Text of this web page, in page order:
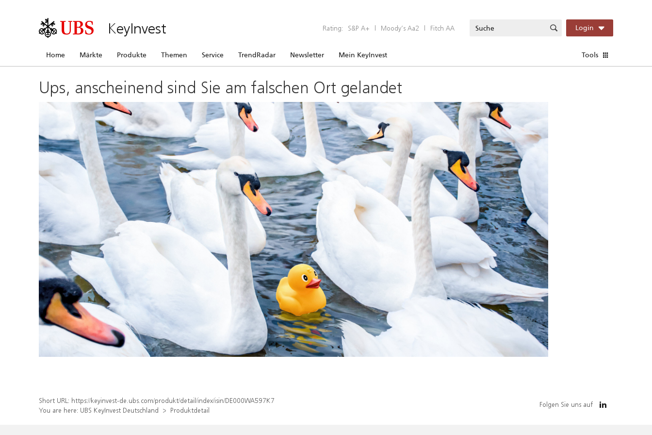
KeyInvest Rating: S&P A+ | Moody’s Aa2 | Fitch AA Login
Home Märkte Produkte Themen Service TrendRadar Newsletter Mein KeyInvest Tools
Ups, anscheinend sind Sie am falschen Ort gelandet
Short URL: https://keyinvest-de.ubs.com/produkt/detail/index/isin/DE000WA597K7
You are here: UBS KeyInvest Deutschland Produktdetail
Folgen Sie uns auf